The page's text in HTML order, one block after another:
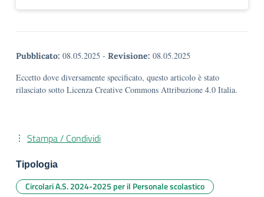
Pubblicato: 08.05.2025 - Revisione: 08.05.2025
Eccetto dove diversamente specificato, questo articolo è stato
rilasciato sotto Licenza Creative Commons Attribuzione 4.0 Italia.
Stampa / Condividi
Tipologia
Circolari A.S. 2024-2025 per il Personale scolastico